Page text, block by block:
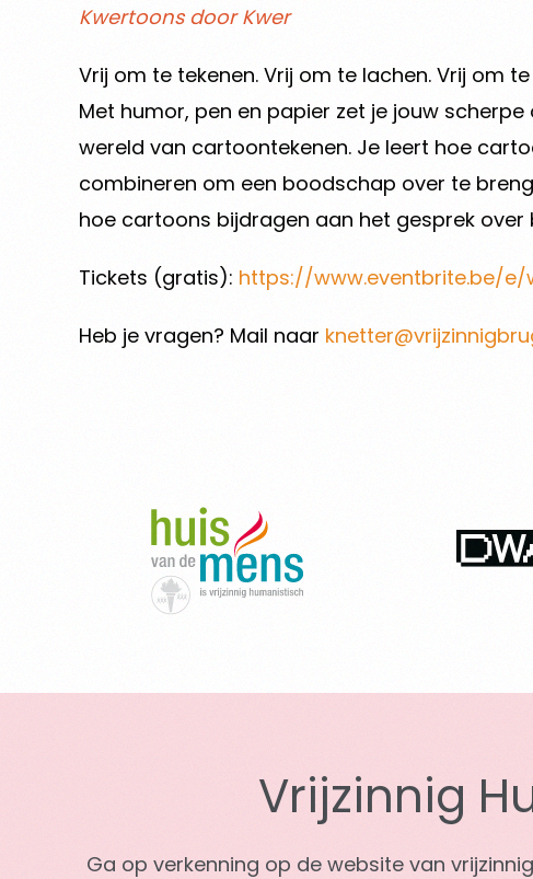
Kwertoons door Kwer
Vrij om te tekenen. Vrij om te lachen. Vrij om
Met humor, pen en papier zet je jouw
wereld van cartoontekenen. Je leert hoe
combineren om een boodschap over te
hoe cartoons bijdragen aan het gesprek over
Tickets (gratis): https://www.eventbrite.be/e/
Heb je vragen? Mail naar
Vrijzinnig
Ga op verkenning op de website van